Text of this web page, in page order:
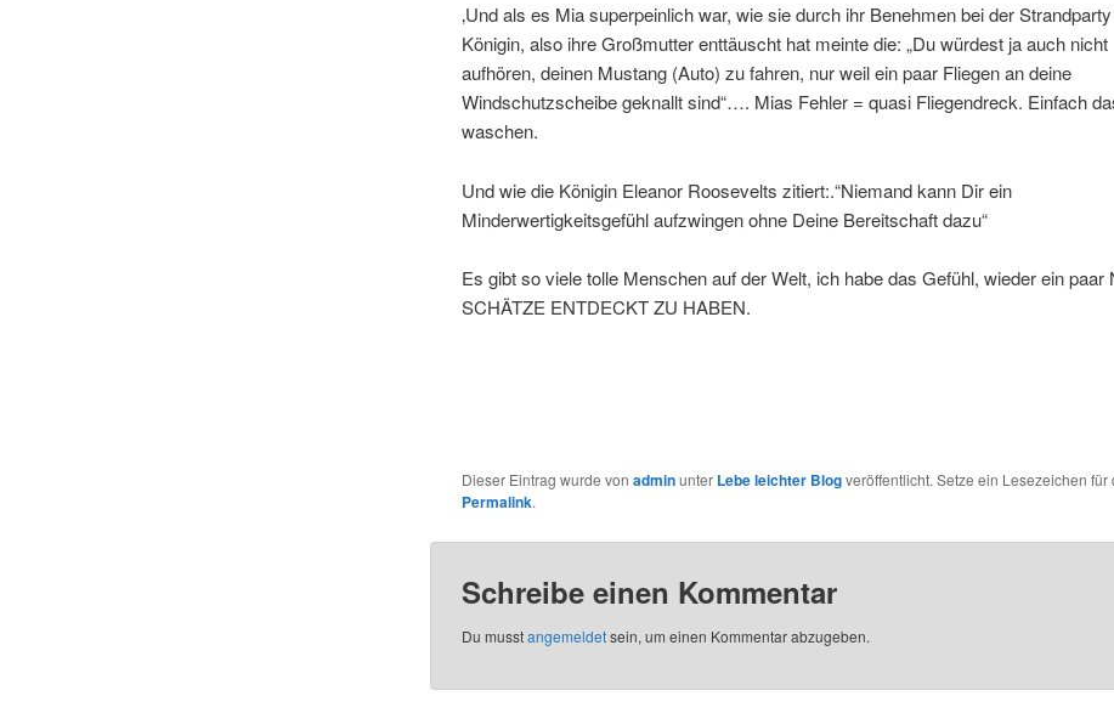
‚Und als es Mia superpeinlich war, wie sie durch ihr Benehmen bei der
Königin, also ihre Großmutter enttäuscht hat meinte die: „Du würdest ja auch nicht
aufhören, deinen Mustang (Auto) zu fahren, nur weil ein paar Fliegen an deine
Windschutzscheibe geknallt sind“…. Mias Fehler = quasi Fliegendreck. Einfach
waschen.
Und wie die Königin Eleanor Roosevelts zitiert:.“Niemand kann Dir ein
Minderwertigkeitsgefühl aufzwingen ohne Deine Bereitschaft dazu“
Es gibt so viele tolle Menschen auf der Welt, ich habe das Gefühl, wieder ein paar
SCHÄTZE ENTDECKT ZU HABEN.
Dieser Eintrag wurde von adminunter Lebe leichter Blogveröffentlicht. Setze ein Lesezeichen für
Permalink.
Schreibe einen Kommentar
Du musstangemeldetsein, um einen Kommentar abzugeben.